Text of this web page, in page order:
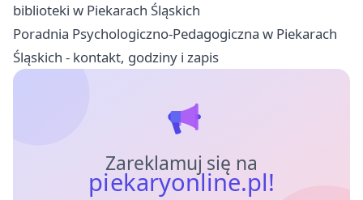
biblioteki w Piekarach Śląskich
Poradnia Psychologiczno-Pedagogiczna w Piekarach
Śląskich - kontakt, godziny i zapis
Zareklamuj się na
piekaryonline.pl!